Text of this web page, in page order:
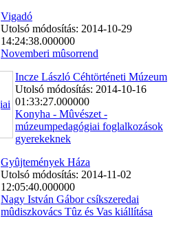
Vigadó
Utolsó módosítás: 2014-10-29
14:24:38.000000
Novemberi mûsorrend
Incze László Céhtörténeti Múzeum
Utolsó módosítás: 2014-10-16
01:33:27.000000
Konyha - Mûvészet -
múzeumpedagógiai foglalkozások
gyerekeknek
Gyûjtemények Háza
Utolsó módosítás: 2014-11-02
12:05:40.000000
Nagy István Gábor csíkszeredai
mûdiszkovács Tûz és Vas kiállítása